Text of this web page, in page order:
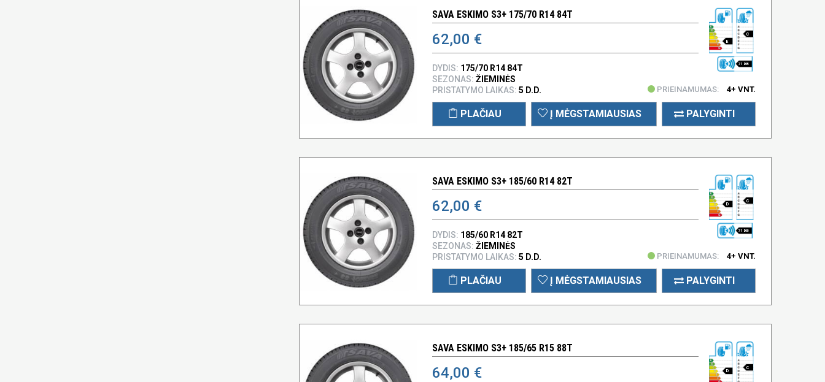
SAVA ESKIMO S3+ 175/70 R14 84T
62,00 € E
C
71 DB
DYDIS: 175/70 R14 84T
SEZONAS: ŽIEMINĖS
PRISTATYMO LAIKAS: 5 D.D. PRIEINAMUMAS: 4+ VNT.
PLAČIAU Į MĖGSTAMIAUSIAS PALYGINTI
SAVA ESKIMO S3+ 185/60 R14 82T
62,00 € D
C
71 DB
DYDIS: 185/60 R14 82T
SEZONAS: ŽIEMINĖS
PRISTATYMO LAIKAS: 5 D.D. PRIEINAMUMAS: 4+ VNT.
PLAČIAU Į MĖGSTAMIAUSIAS PALYGINTI
SAVA ESKIMO S3+ 185/65 R15 88T
64,00 € D
C